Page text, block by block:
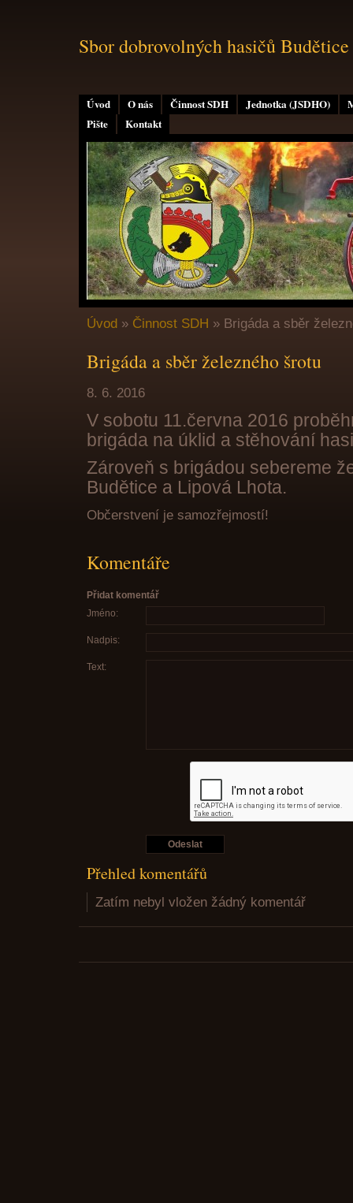
Úvod O nás Činnost SDH Jednotka (JSDHO)
Pište
Kontakt
Sbor dobrovolných hasičů Budětice
Úvod » Činnost SDH » Brigáda a sběr
Brigáda a sběr železného šrotu
8. 6. 2016
V sobotu 11.června 2016
brigáda na úklid a stěhování
Zároveň s brigádou sebereme
Budětice a Lipová Lhota.
Občerstvení je samozřejmostí!
Komentáře
Přidat komentář
Jméno:
Nadpis:
Text:
Přehled komentářů
Zatím nebyl vložen žádný komentář